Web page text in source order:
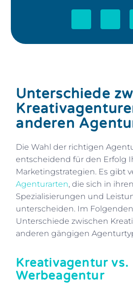
Unterschiede
anderen
Die Wahl der richtigen
entscheidend für den Erfolg
Marketingstrategien. Es gibt
Agenturarten, die sich in ihren
Spezialisierungen und
unterscheiden. Im
Unterschiede zwischen
anderen gängigen
Kreativagentur vs.
Werbeagentur